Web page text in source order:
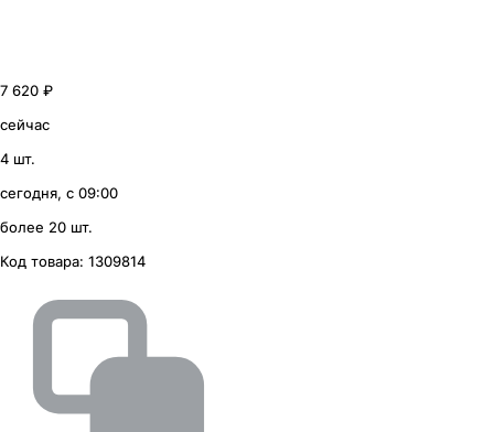
7 620 ₽
сейчас
4 шт.
сегодня, с 09:00
более 20 шт.
Код товара: 1309814